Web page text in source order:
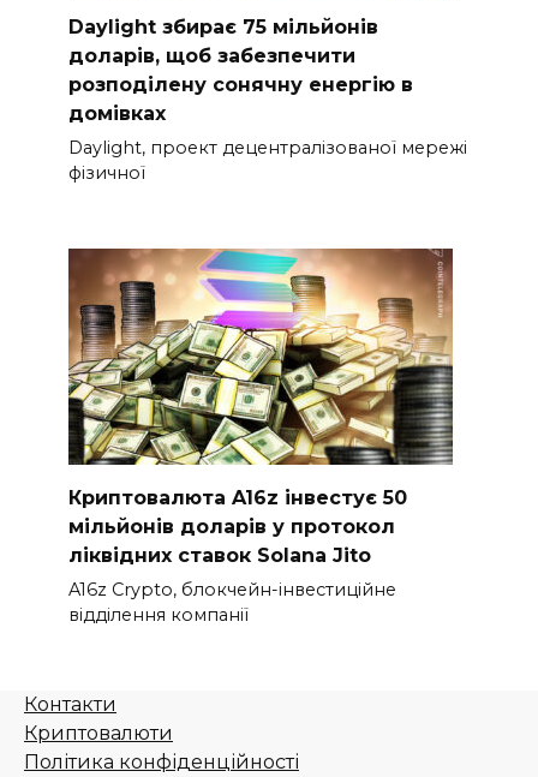
Daylight збирає 75 мільйонів
доларів, щоб забезпечити
розподілену сонячну енергію в
домівках
Daylight, проект децентралізованої мережі
фізичної
Криптовалюта A16z інвестує 50
мільйонів доларів у протокол
ліквідних ставок Solana Jito
A16z Crypto, блокчейн-інвестиційне
відділення компанії
Контакти
Криптовалюти
Політика конфіденційності